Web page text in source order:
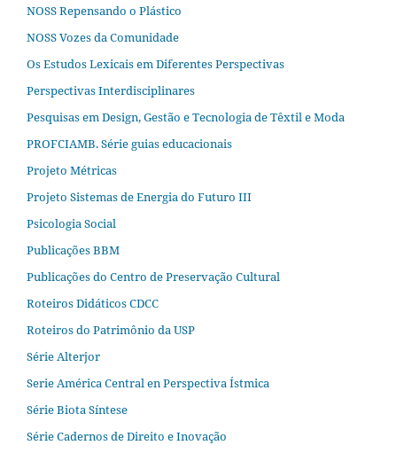
NOSS Repensando o Plástico
NOSS Vozes da Comunidade
Os Estudos Lexicais em Diferentes Perspectivas
Perspectivas Interdisciplinares
Pesquisas em Design, Gestão e Tecnologia de Têxtil e Moda
PROFCIAMB. Série guias educacionais
Projeto Métricas
Projeto Sistemas de Energia do Futuro III
Psicologia Social
Publicações BBM
Publicações do Centro de Preservação Cultural
Roteiros Didáticos CDCC
Roteiros do Patrimônio da USP
Série Alterjor
Serie América Central en Perspectiva Ístmica
Série Biota Síntese
Série Cadernos de Direito e Inovação